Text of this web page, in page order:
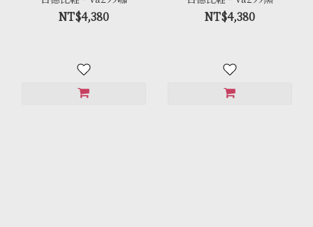
NT$4,380 NT$4,380